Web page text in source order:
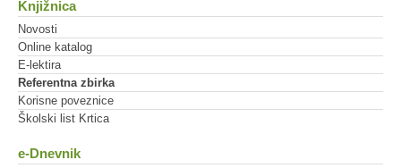
Knjižnica
Novosti
Online katalog
E-lektira
Referentna zbirka
Korisne poveznice
Školski list Krtica
e-Dnevnik